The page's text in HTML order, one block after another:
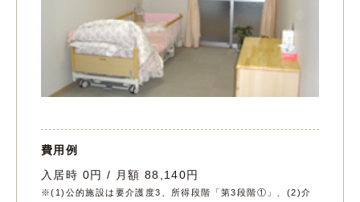
費用例
入居時 0円 / 月額 88,140円
※(1)公的施設は要介護度3、所得段階「第3段階①」、(2)介